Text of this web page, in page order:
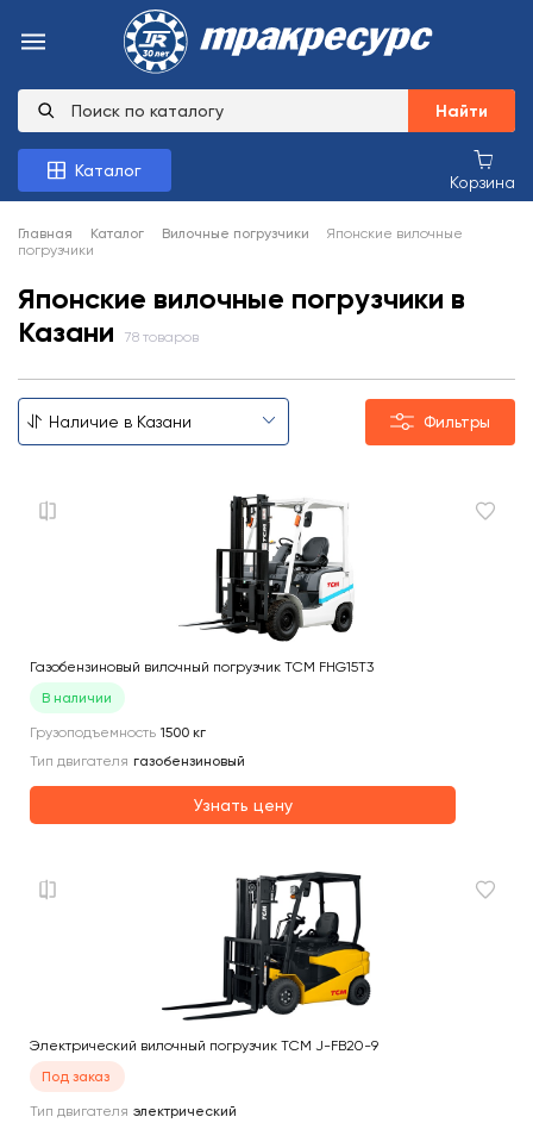
Найти
Каталог
Корзина
Главная Каталог Вилочные погрузчики
Японские вилочные
погрузчики
Японские вилочные погрузчики в
Казани
78 товаров
Фильтры
Газобензиновый вилочный погрузчик TCM FHG15T3
В наличии
Грузоподъемность 1500 кг
Тип двигателя газобензиновый
Узнать цену
Электрический вилочный погрузчик TCM J-FB20-9
Под заказ
Тип двигателя электрический